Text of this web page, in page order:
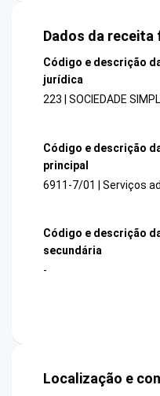
Dados da receita
Código e descrição
jurídica
223 | SOCIEDADE
Código e descrição
principal
6911-7/01 | Serviços
Código e descrição
secundária
-
Localização e